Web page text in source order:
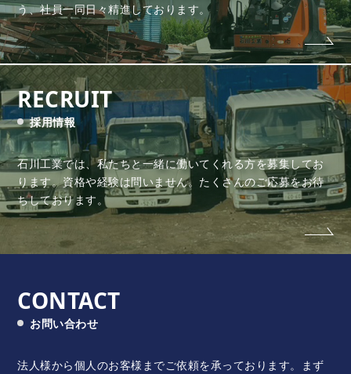
う、社員一同日々精進しております。
RECRUIT
採用情報
石川工業では、私たちと一緒に働いてくれる方を募集してお
ります。資格や経験は問いません。たくさんのご応募をお待
ちしております。
CONTACT
お問い合わせ
法人様から個人のお客様までご依頼を承っております。
まず